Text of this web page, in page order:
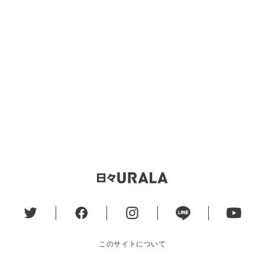
このサイトについて